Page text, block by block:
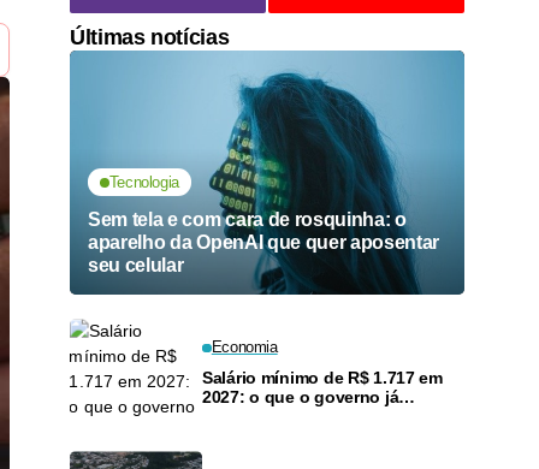
Últimas notícias
Tecnologia
Sem tela e com cara de rosquinha: o
aparelho da OpenAI que quer aposentar
seu celular
Economia
Salário mínimo de R$ 1.717 em
2027: o que o governo já